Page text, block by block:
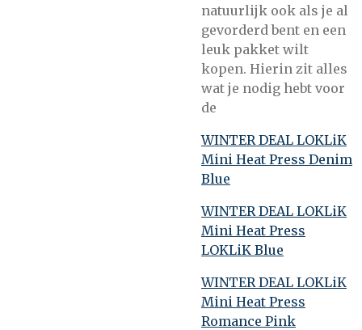
natuurlijk ook als je al
gevorderd bent en een
leuk pakket wilt
kopen. Hierin zit alles
wat je nodig hebt voor
de
WINTER DEAL LOKLiK
Mini Heat Press Denim
Blue
WINTER DEAL LOKLiK
Mini Heat Press
LOKLiK Blue
WINTER DEAL LOKLiK
Mini Heat Press
Romance Pink